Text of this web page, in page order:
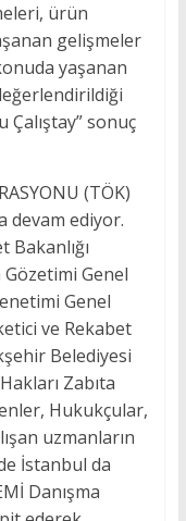
ürün
gelişmeler
yaşanan
Çalıştay” sonuç
(TÖK)
devam ediyor.
Bakanlığı
Genel
Genel
ve Rekabet
Belediyesi
Zabıta
Hukukçular,
uzmanların
İstanbul da
Danışma